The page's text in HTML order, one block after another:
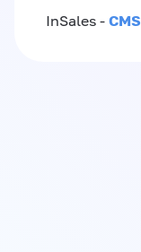
InSales -